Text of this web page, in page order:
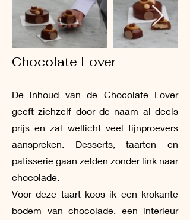
Chocolate Lover
De inhoud van de Chocolate Lover
geeft zichzelf door de naam al deels
prijs en zal wellicht veel fijnproevers
aanspreken. Desserts, taarten en
patisserie gaan zelden zonder link naar
chocolade.
Voor deze taart koos ik een krokante
bodem van chocolade, een interieur